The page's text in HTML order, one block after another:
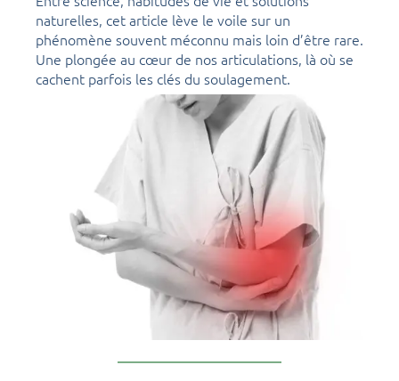
naturelles, cet article lève le voile sur un
phénomène souvent méconnu mais loin d’être rare.
Une plongée au cœur de nos articulations, là où se
cachent parfois les clés du soulagement.